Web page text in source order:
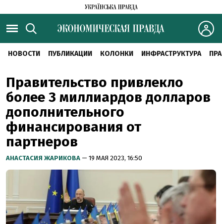
НОВОСТИ ПУБЛИКАЦИИ КОЛОНКИ ИНФРАСТРУКТУРА
Правительство привлекло
более 3 миллиардов долларов
дополнительного
финансирования от
партнеров
АНАСТАСИЯ ЖАРИКОВА — 19 МАЯ 2023, 16:50